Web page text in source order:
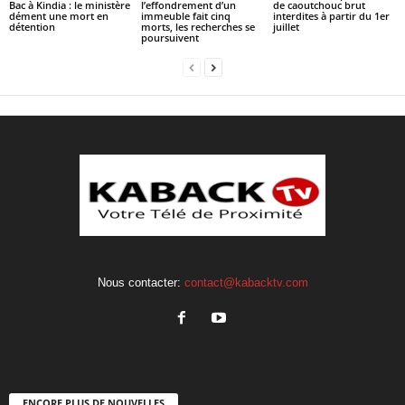
Bac à Kindia : le ministère
dément une mort en
détention
l’effondrement d’un
immeuble fait cinq
morts, les recherches se
poursuivent
de caoutchouc brut
interdites à partir du 1er
juillet
Nous contacter: contact@kabacktv.com